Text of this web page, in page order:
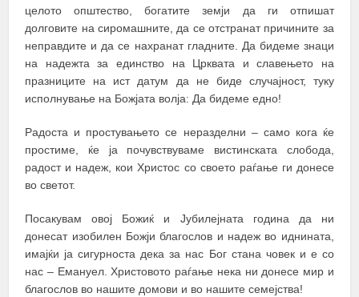
целото општество, богатите земји да ги отпишат
долговите на сиромашните, да се отстранат причините за
неправдите и да се нахранат гладните. Да бидеме знаци
на надежта за единство на Црквата и славењето на
празниците на ист датум да не биде случајност, туку
исполнување на Божјата волја: Да бидеме едно!
Радоста и простувањето се неразделни – само кога ќе
простиме, ќе ја почувствуваме вистинската слобода,
радост и надеж, кои Христос со своето раѓање ги донесе
во светот.
Посакувам овој Божиќ и Јубилејната година да ни
донесат изобилен Божји благослов и надеж во иднината,
имајќи ја сигурноста дека за нас Бог стана човек и е со
нас – Емануел. Христовото раѓање нека ни донесе мир и
благослов во нашите домови и во нашите семејства!